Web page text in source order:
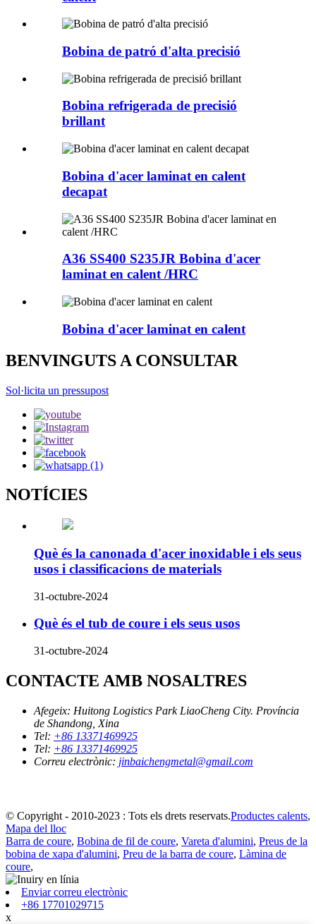
Bobina de patró d'alta precisió
Bobina refrigerada de precisió
brillant
Bobina d'acer laminat en calent
decapat
A36 SS400 S235JR Bobina d'acer
laminat en calent /HRC
Bobina d'acer laminat en calent
BENVINGUTS A CONSULTAR
Sol·licita un pressupost
NOTÍCIES
Què és la canonada d'acer inoxidable i els seus
usos i classificacions de materials
31-octubre-2024
Què és el tub de coure i els seus usos
31-octubre-2024
CONTACTE AMB NOSALTRES
Afegeix: Huitong Logistics Park LiaoCheng City. Província
de Shandong, Xina
Tel: +86 13371469925
Tel: +86 13371469925
Correu electrònic: jinbaichengmetal@gmail.com
© Copyright - 2010-2023 : Tots els drets reservats.Productes calents,
Mapa del lloc
Barra de coure, Bobina de fil de coure, Vareta d'alumini, Preus de la
bobina de xapa d'alumini, Preu de la barra de coure, Làmina de
coure,
Enviar correu electrònic
+86 17701029715
x